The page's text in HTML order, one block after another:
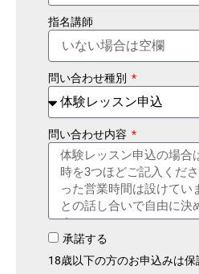
指名講師
問い合わせ種別
問い合わせ内容
承諾する
18歳以下の方のお申込みは